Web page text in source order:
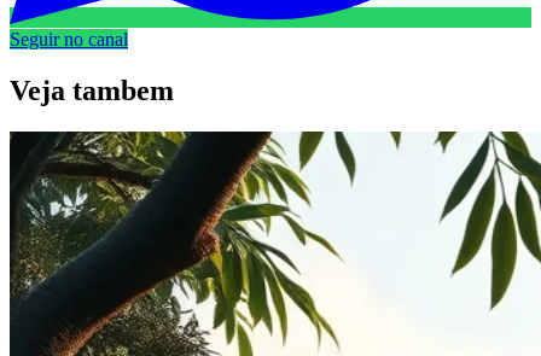
Seguir no canal
Veja tambem